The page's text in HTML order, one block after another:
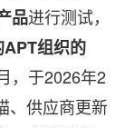
品进行测试，
组织的
，于2026年2
、供应商更新